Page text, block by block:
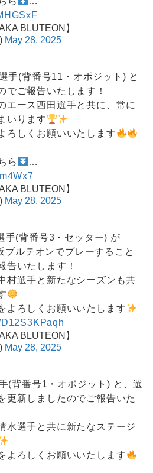
BLUTEON】
May 28, 2025
手(背番号11・オポジット) と
でご報告いたします！
エース西田選手と共に、常に
いります
ろしくお願いいたします
ら
…
BLUTEON】
May 28, 2025
手(背番号3・セッター) が
ルテオンでプレーすること
告いたします！
村選手と新たなシーズンも共
よろしくお願いいたします
BLUTEON】
May 28, 2025
(背番号1・オポジット) と、選
更新しましたのでご報告いた
水選手と共に新たなステージ
よろしくお願いいたします